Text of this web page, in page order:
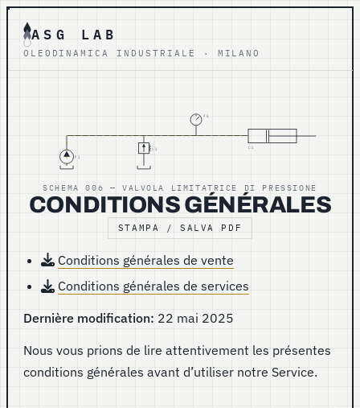
ASG LAB
OLEODINAMICA INDUSTRIALE · MILANO
P1
V1
PG
C1
SCHEMA 006 — VALVOLA LIMITATRICE DI PRESSIONE
CONDITIONS GÉNÉRALES
STAMPA / SALVA PDF
Conditions générales de vente
Conditions générales de services
Dernière modification: 22 mai 2025
Nous vous prions de lire attentivement les présentes
conditions générales avant d’utiliser notre Service.